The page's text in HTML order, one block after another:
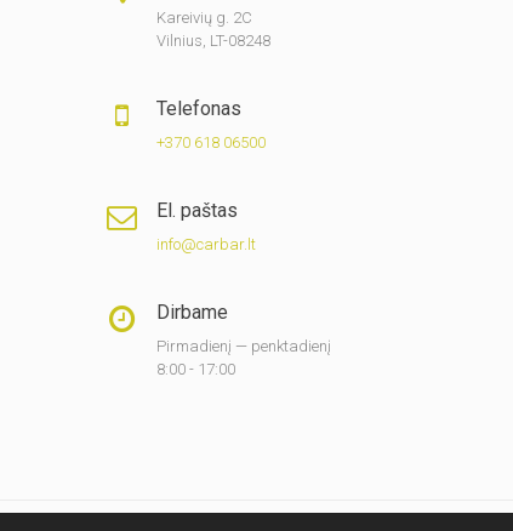
Kareivių g. 2C
Vilnius, LT-08248
Telefonas
+370 618 06500
El. paštas
info@carbar.lt
Dirbame
Pirmadienį — penktadienį
8:00 - 17:00